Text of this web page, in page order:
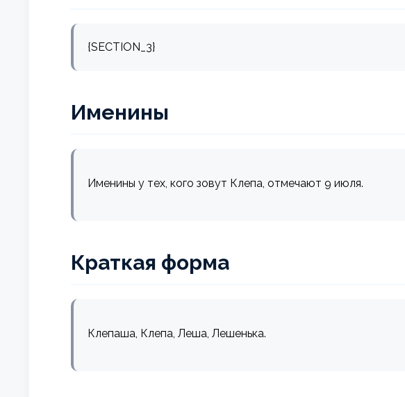
{SECTION_3}
Именины
Именины у тех, кого зовут Клепа, отмечают 9 июля.
Краткая форма
Клепаша, Клепа, Леша, Лешенька.